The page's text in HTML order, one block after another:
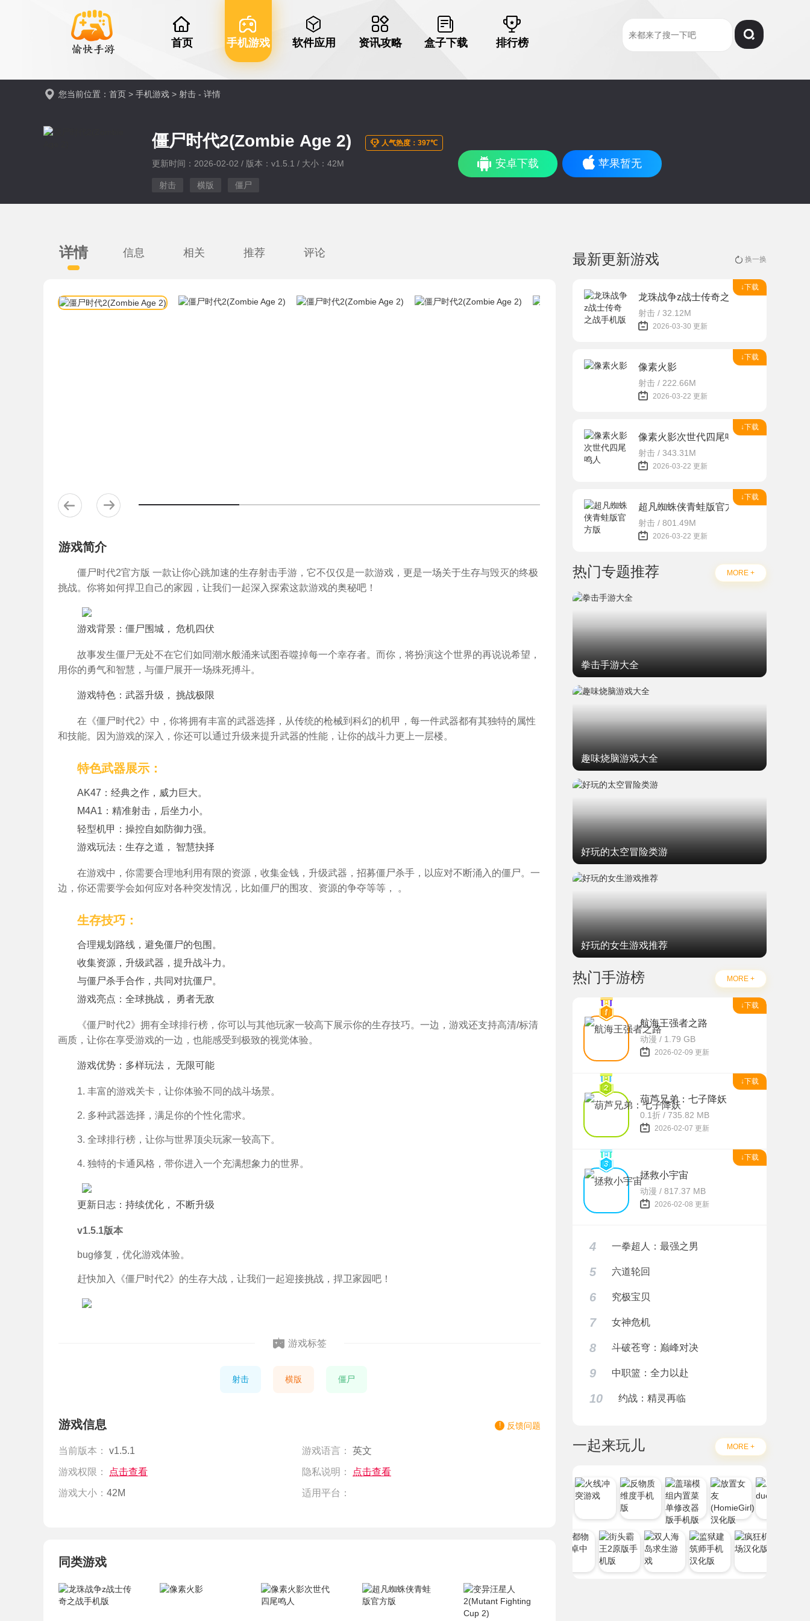
首页 手机游戏 软件应用 资讯攻略 盒子下载 排行榜
您当前位置： 首页 > 手机游戏 > 射击 - 详情
僵尸时代2(Zombie Age 2) 人气热度：397℃
更新时间：2026-02-02 / 版本：v1.5.1 / 大小：42M
射击 横版 僵尸
安卓下载 苹果暂无
详情 信息 相关 推荐 评论
游戏简介
僵尸时代2官方版 一款让你心跳加速的生存射击手游，它不仅仅是一款游戏，更是一场关于生存与毁灭的终极
挑战。你将如何捍卫自己的家园，让我们一起深入探索这款游戏的奥秘吧！
游戏背景：僵尸围城， 危机四伏
故事发生僵尸无处不在它们如同潮水般涌来试图吞噬掉每一个幸存者。而你，将扮演这个世界的再说说希望，
用你的勇气和智慧，与僵尸展开一场殊死搏斗。
游戏特色：武器升级， 挑战极限
在《僵尸时代2》中，你将拥有丰富的武器选择，从传统的枪械到科幻的机甲，每一件武器都有其独特的属性
和技能。因为游戏的深入，你还可以通过升级来提升武器的性能，让你的战斗力更上一层楼。
特色武器展示：
AK47：经典之作，威力巨大。
M4A1：精准射击，后坐力小。
轻型机甲：操控自如防御力强。
游戏玩法：生存之道， 智慧抉择
在游戏中，你需要合理地利用有限的资源，收集金钱，升级武器，招募僵尸杀手，以应对不断涌入的僵尸。一
边，你还需要学会如何应对各种突发情况，比如僵尸的围攻、资源的争夺等等， 。
生存技巧：
合理规划路线，避免僵尸的包围。
收集资源，升级武器，提升战斗力。
与僵尸杀手合作，共同对抗僵尸。
游戏亮点：全球挑战， 勇者无敌
《僵尸时代2》拥有全球排行榜，你可以与其他玩家一较高下展示你的生存技巧。一边，游戏还支持高清/标清
画质，让你在享受游戏的一边，也能感受到极致的视觉体验。
游戏优势：多样玩法， 无限可能
1. 丰富的游戏关卡，让你体验不同的战斗场景。
2. 多种武器选择，满足你的个性化需求。
3. 全球排行榜，让你与世界顶尖玩家一较高下。
4. 独特的卡通风格，带你进入一个充满想象力的世界。
更新日志：持续优化， 不断升级
v1.5.1版本
bug修复，优化游戏体验。
赶快加入《僵尸时代2》的生存大战，让我们一起迎接挑战，捍卫家园吧！
游戏标签
射击 横版 僵尸
游戏信息 反馈问题
当前版本： v1.5.1 游戏语言： 英文
游戏权限： 点击查看 隐私说明： 点击查看
游戏大小： 42M 适用平台：
同类游戏
最新更新游戏 换一换
↓下载
龙珠战争z战士传奇之战手机版
射击 / 32.12M
2026-03-30 更新
↓下载
像素火影
射击 / 222.66M
2026-03-22 更新
↓下载
像素火影次世代四尾鸣人
射击 / 343.31M
2026-03-22 更新
↓下载
超凡蜘蛛侠青蛙版官方版
射击 / 801.49M
2026-03-22 更新
热门专题推荐 MORE +
拳击手游大全
趣味烧脑游戏大全
好玩的太空冒险类游
好玩的女生游戏推荐
热门手游榜 MORE +
↓下载
航海王强者之路
动漫 / 1.79 GB
2026-02-09 更新
↓下载
葫芦兄弟：七子降妖
0.1折 / 735.82 MB
2026-02-07 更新
↓下载
拯救小宇宙
动漫 / 817.37 MB
2026-02-08 更新
4 一拳超人：最强之男
5 六道轮回
6 究极宝贝
7 女神危机
8 斗破苍穹：巅峰对决
9 中职篮：全力以赴
10 约战：精灵再临
一起来玩儿 MORE +